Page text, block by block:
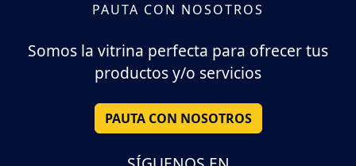
PAUTA CON NOSOTROS
Somos la vitrina perfecta para ofrecer tus
productos y/o servicios
PAUTA CON NOSOTROS